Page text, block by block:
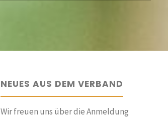
NEUES AUS DEM VERBAND
Wir freuen uns über die Anmeldung